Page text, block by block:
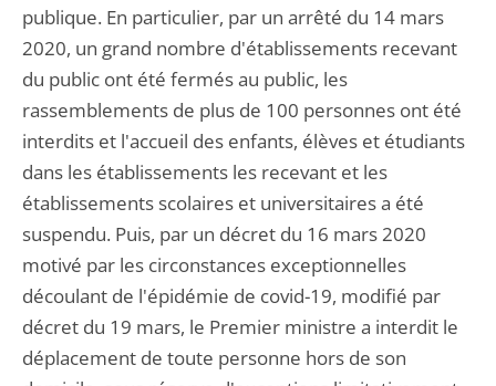
publique. En particulier, par un arrêté du 14 mars
2020, un grand nombre d'établissements recevant
du public ont été fermés au public, les
rassemblements de plus de 100 personnes ont été
interdits et l'accueil des enfants, élèves et étudiants
dans les établissements les recevant et les
établissements scolaires et universitaires a été
suspendu. Puis, par un décret du 16 mars 2020
motivé par les circonstances exceptionnelles
découlant de l'épidémie de covid-19, modifié par
décret du 19 mars, le Premier ministre a interdit le
déplacement de toute personne hors de son